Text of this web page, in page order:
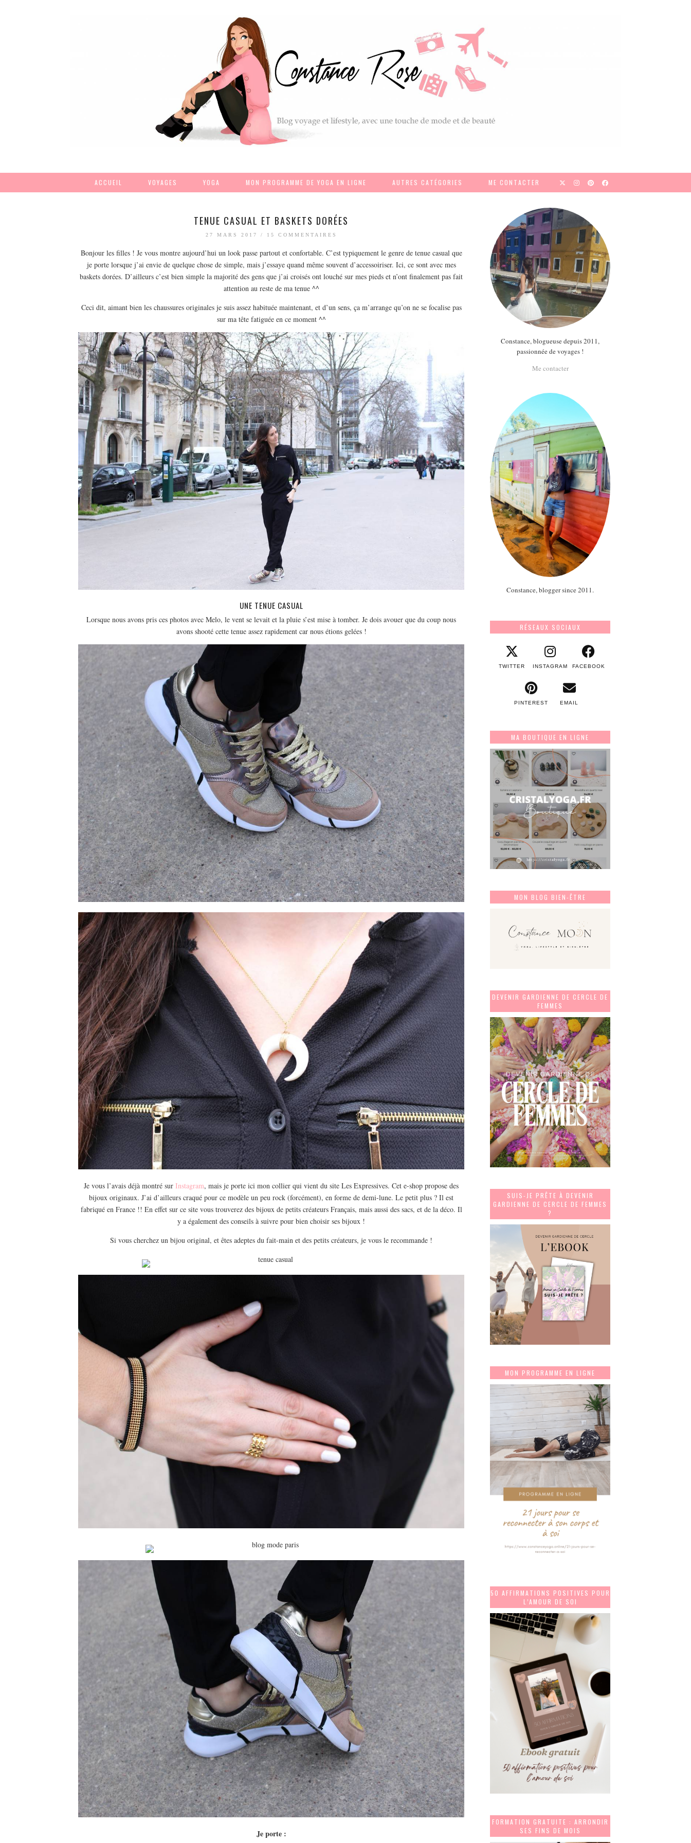
ACCUEIL VOYAGES YOGA MON PROGRAMME DE YOGA EN LIGNE AUTRES CATÉGORIES ME CONTACTER
TENUE CASUAL ET BASKETS DORÉES
27 MARS 2017 / 15 COMMENTAIRES
Bonjour les filles ! Je vous montre aujourd’hui un look passe partout et confortable. C’est typiquement le genre de tenue casual que
je porte lorsque j’ai envie de quelque chose de simple, mais j’essaye quand même souvent d’accessoiriser. Ici, ce sont avec mes
baskets dorées. D’ailleurs c’est bien simple la majorité des gens que j’ai croisés ont louché sur mes pieds et n’ont finalement pas fait
attention au reste de ma tenue ^^
Ceci dit, aimant bien les chaussures originales je suis assez habituée maintenant, et d’un sens, ça m’arrange qu’on ne se focalise pas
sur ma tête fatiguée en ce moment ^^
UNE TENUE CASUAL
Lorsque nous avons pris ces photos avec Melo, le vent se levait et la pluie s’est mise à tomber. Je dois avouer que du coup nous
avons shooté cette tenue assez rapidement car nous étions gelées !
Je vous l’avais déjà montré sur Instagram, mais je porte ici mon collier qui vient du site Les Expressives. Cet e-shop propose des
bijoux originaux. J’ai d’ailleurs craqué pour ce modèle un peu rock (forcément), en forme de demi-lune. Le petit plus ? Il est
fabriqué en France !! En effet sur ce site vous trouverez des bijoux de petits créateurs Français, mais aussi des sacs, et de la déco. Il
y a également des conseils à suivre pour bien choisir ses bijoux !
Si vous cherchez un bijou original, et êtes adeptes du fait-main et des petits créateurs, je vous le recommande !
Je porte :
Constance, blogueuse depuis 2011,
passionnée de voyages !
Me contacter
Constance, blogger since 2011.
RÉSEAUX SOCIAUX
TWITTER INSTAGRAM FACEBOOK
PINTEREST EMAIL
MA BOUTIQUE EN LIGNE
MON BLOG BIEN-ÊTRE
DEVENIR GARDIENNE DE CERCLE DE
FEMMES
SUIS-JE PRÊTE À DEVENIR
GARDIENNE DE CERCLE DE FEMMES
?
MON PROGRAMME EN LIGNE
50 AFFIRMATIONS POSITIVES POUR
L’AMOUR DE SOI
FORMATION GRATUITE : ARRONDIR
SES FINS DE MOIS